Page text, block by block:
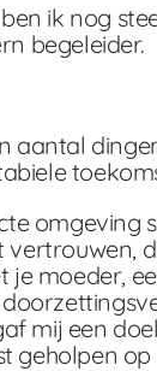
ik nog
begeleider.
aantal
omgeving
vertrouwen,
moeder,
mij een
geholpen